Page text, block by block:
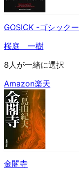
GOSICK -ゴシックー
桜庭 一樹
8人が一緒に選択
Amazon楽天
金閣寺